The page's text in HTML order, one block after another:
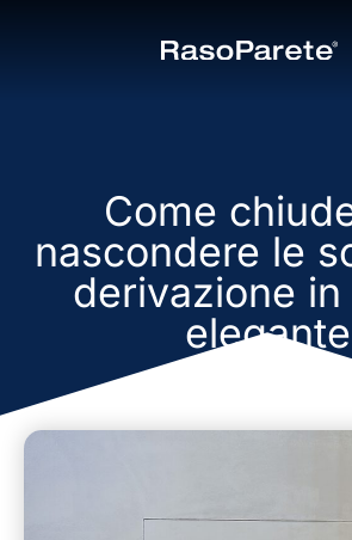
Come
nascondere le
derivazione
elegante